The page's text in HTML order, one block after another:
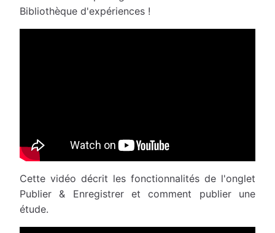
Bibliothèque d'expériences !
Cette vidéo décrit les fonctionnalités de l'onglet
Publier & Enregistrer et comment publier une
étude.